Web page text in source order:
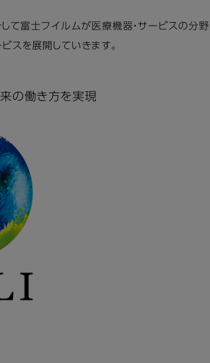
て富士フイルムが医療機器・サービスの分
スを展開していきます。
の働き方を実現